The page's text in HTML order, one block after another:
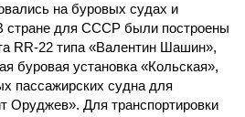
на буровых судах и
стране для СССР были построены
RR-22 типа «Валентин Шашин»,
буровая установка «Кольская»,
пассажирских судна для
Оруджев». Для транспортировки